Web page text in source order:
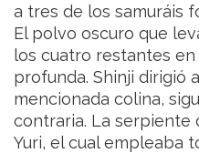
a tres de los samuráis
El polvo oscuro que
los cuatro restantes en
profunda. Shinji dirigió
mencionada colina,
contraria. La serpiente
Yuri, el cual empleaba